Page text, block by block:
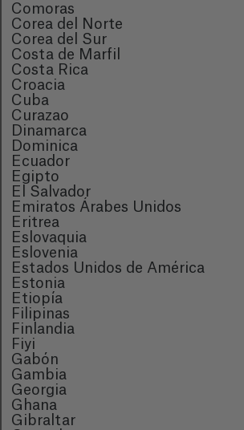
Comoras
Corea del Norte
Corea del Sur
Costa de Marfil
Costa Rica
Croacia
Cuba
Curazao
Dinamarca
Dominica
Ecuador
Egipto
El Salvador
Emiratos Árabes Unidos
Eritrea
Eslovaquia
Eslovenia
Estados Unidos de América
Estonia
Etiopía
Filipinas
Finlandia
Fiyi
Gabón
Gambia
Georgia
Ghana
Gibraltar